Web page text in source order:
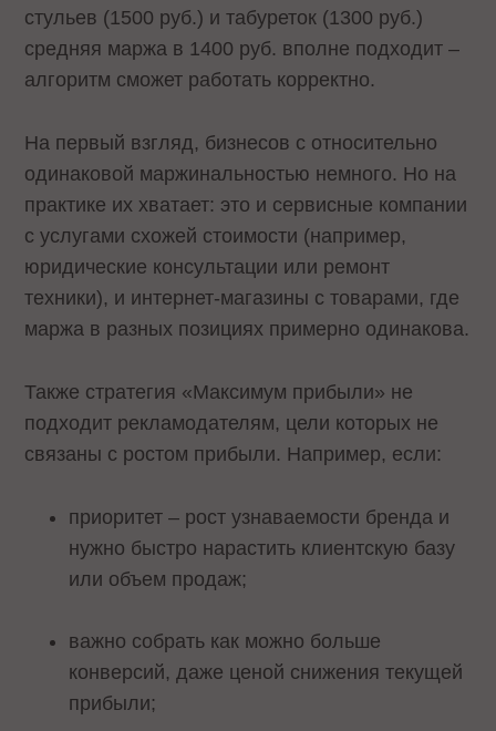
стульев (1500 руб.) и табуреток (1300 руб.)
средняя маржа в 1400 руб. вполне подходит –
алгоритм сможет работать корректно.
На первый взгляд, бизнесов с относительно
одинаковой маржинальностью немного. Но на
практике их хватает: это и сервисные компании
с услугами схожей стоимости (например,
юридические консультации или ремонт
техники), и интернет-магазины с товарами, где
маржа в разных позициях примерно одинакова.
Также стратегия «Максимум прибыли» не
подходит рекламодателям, цели которых не
связаны с ростом прибыли. Например, если:
приоритет – рост узнаваемости бренда и
нужно быстро нарастить клиентскую базу
или объем продаж;
важно собрать как можно больше
конверсий, даже ценой снижения текущей
прибыли;